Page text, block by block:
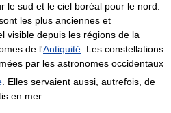
le sud et le ciel boréal pour le nord.
les plus anciennes et
visible depuis les régions de la
de l'Antiquité . Les constellations
par les astronomes occidentaux
. Elles servaient aussi, autrefois, de
en mer.